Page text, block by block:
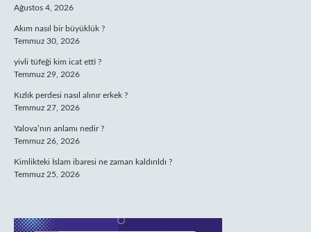
Ağustos 4, 2026
Akım nasıl bir büyüklük ?
Temmuz 30, 2026
yivli tüfeği kim icat etti ?
Temmuz 29, 2026
Kızlık perdesi nasıl alınır erkek ?
Temmuz 27, 2026
Yalova’nın anlamı nedir ?
Temmuz 26, 2026
Kimlikteki İslam ibaresi ne zaman kaldırıldı ?
Temmuz 25, 2026